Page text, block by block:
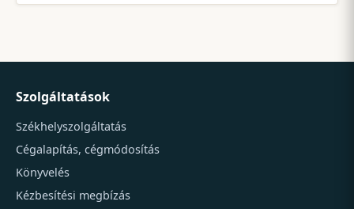
Szolgáltatások
Székhelyszolgáltatás
Cégalapítás, cégmódosítás
Könyvelés
Kézbesítési megbízás